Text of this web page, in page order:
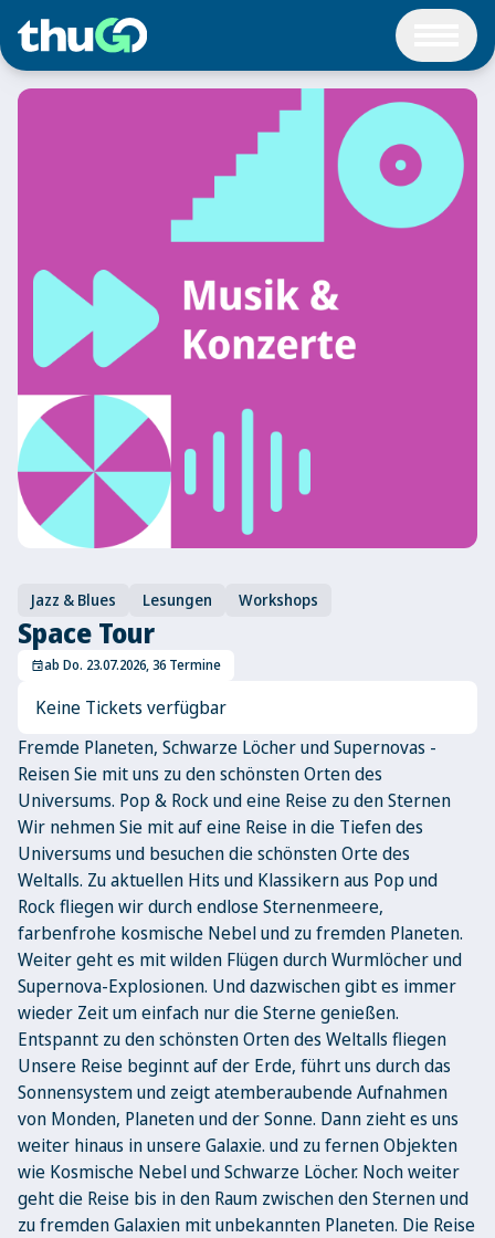
Jazz & Blues Lesungen Workshops
Space Tour
eventab Do. 23.07.2026, 36 Termine
Keine Tickets verfügbar
Fremde Planeten, Schwarze Löcher und Supernovas -
Reisen Sie mit uns zu den schönsten Orten des
Universums. Pop & Rock und eine Reise zu den Sternen
Wir nehmen Sie mit auf eine Reise in die Tiefen des
Universums und besuchen die schönsten Orte des
Weltalls. Zu aktuellen Hits und Klassikern aus Pop und
Rock fliegen wir durch endlose Sternenmeere,
farbenfrohe kosmische Nebel und zu fremden Planeten.
Weiter geht es mit wilden Flügen durch Wurmlöcher und
Supernova-Explosionen. Und dazwischen gibt es immer
wieder Zeit um einfach nur die Sterne genießen.
Entspannt zu den schönsten Orten des Weltalls fliegen
Unsere Reise beginnt auf der Erde, führt uns durch das
Sonnensystem und zeigt atemberaubende Aufnahmen
von Monden, Planeten und der Sonne. Dann zieht es uns
weiter hinaus in unsere Galaxie. und zu fernen Objekten
wie Kosmische Nebel und Schwarze Löcher. Noch weiter
geht die Reise bis in den Raum zwischen den Sternen und
zu fremden Galaxien mit unbekannten Planeten. Die Reise